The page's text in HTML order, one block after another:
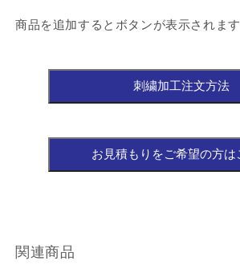
商品を追加するとボタンが表示されます
関連商品